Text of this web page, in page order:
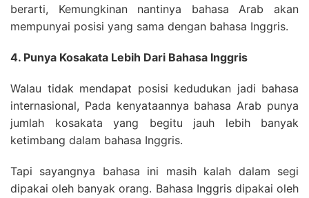
berarti, Kemungkinan nantinya bahasa Arab akan
mempunyai posisi yang sama dengan bahasa Inggris.
4. Punya Kosakata Lebih Dari Bahasa Inggris
Walau tidak mendapat posisi kedudukan jadi bahasa
internasional, Pada kenyataannya bahasa Arab punya
jumlah kosakata yang begitu jauh lebih banyak
ketimbang dalam bahasa Inggris.
Tapi sayangnya bahasa ini masih kalah dalam segi
dipakai oleh banyak orang. Bahasa Inggris dipakai oleh